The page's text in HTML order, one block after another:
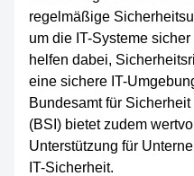
regelmäßige
um die IT-Systeme
helfen dabei,
eine sichere IT-
Bundesamt für
(BSI) bietet zudem
Unterstützung für
IT-Sicherheit.